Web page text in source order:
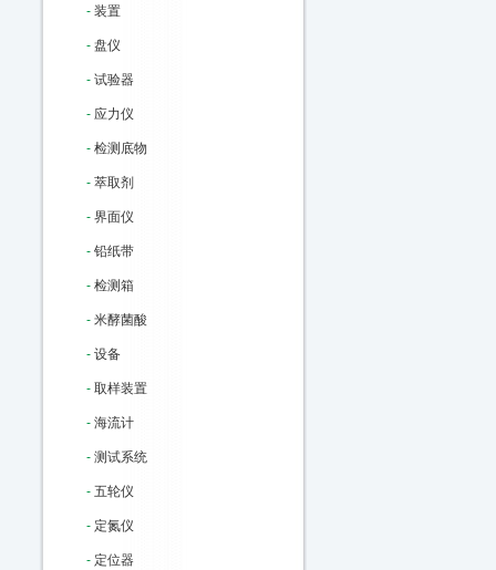
- 装置
- 盘仪
- 试验器
- 应力仪
- 检测底物
- 萃取剂
- 界面仪
- 铅纸带
- 检测箱
- 米酵菌酸
- 设备
- 取样装置
- 海流计
- 测试系统
- 五轮仪
- 定氮仪
- 定位器